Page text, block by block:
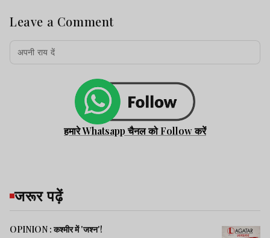
Leave a Comment
हमारे Whatsapp चैनल को Follow करें
जरूर पढ़ें
OPINION : कश्मीर में 'जश्न'!